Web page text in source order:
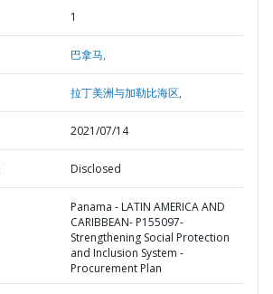
1
巴拿马,
拉丁美洲与加勒比海区,
2021/07/14
Disclosed
Panama - LATIN AMERICA AND
CARIBBEAN- P155097-
Strengthening Social Protection
and Inclusion System -
Procurement Plan